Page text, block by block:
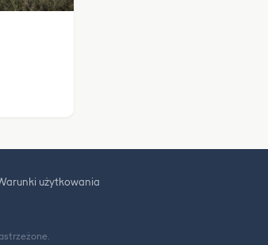
użytkowania